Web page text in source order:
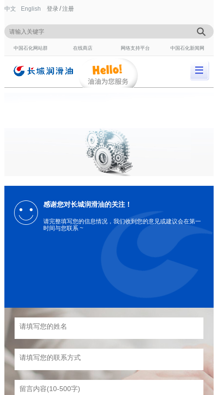
中文 English 登录/注册
中国石化网站群 在线商店 网络支持平台 中国石化新闻网
感谢您对长城润滑油的关注！
请完整填写您的信息情况，我们收到您的意见或建议会在第一
时间与您联系 ~